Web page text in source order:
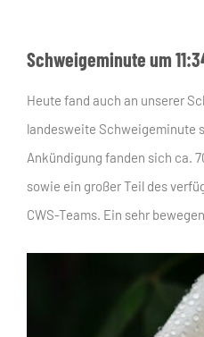
Schweigeminute um
Heute fand auch an unserer
landesweite Schweigeminute
Ankündigung fanden sich ca.
sowie ein großer Teil des
CWS-Teams. Ein sehr